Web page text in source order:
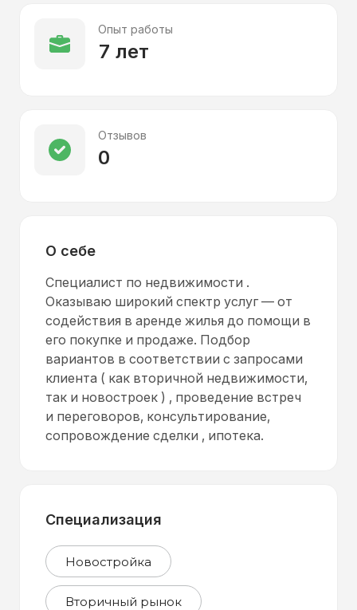
Опыт работы
7 лет
Отзывов
0
О себе
Специалист по недвижимости .
Оказываю широкий спектр услуг — от
содействия в аренде жилья до помощи в
его покупке и продаже. Подбор
вариантов в соответствии с запросами
клиента ( как вторичной недвижимости,
так и новостроек ) , проведение встреч
и переговоров, консультирование,
сопровождение сделки , ипотека.
Специализация
Новостройка
Вторичный рынок